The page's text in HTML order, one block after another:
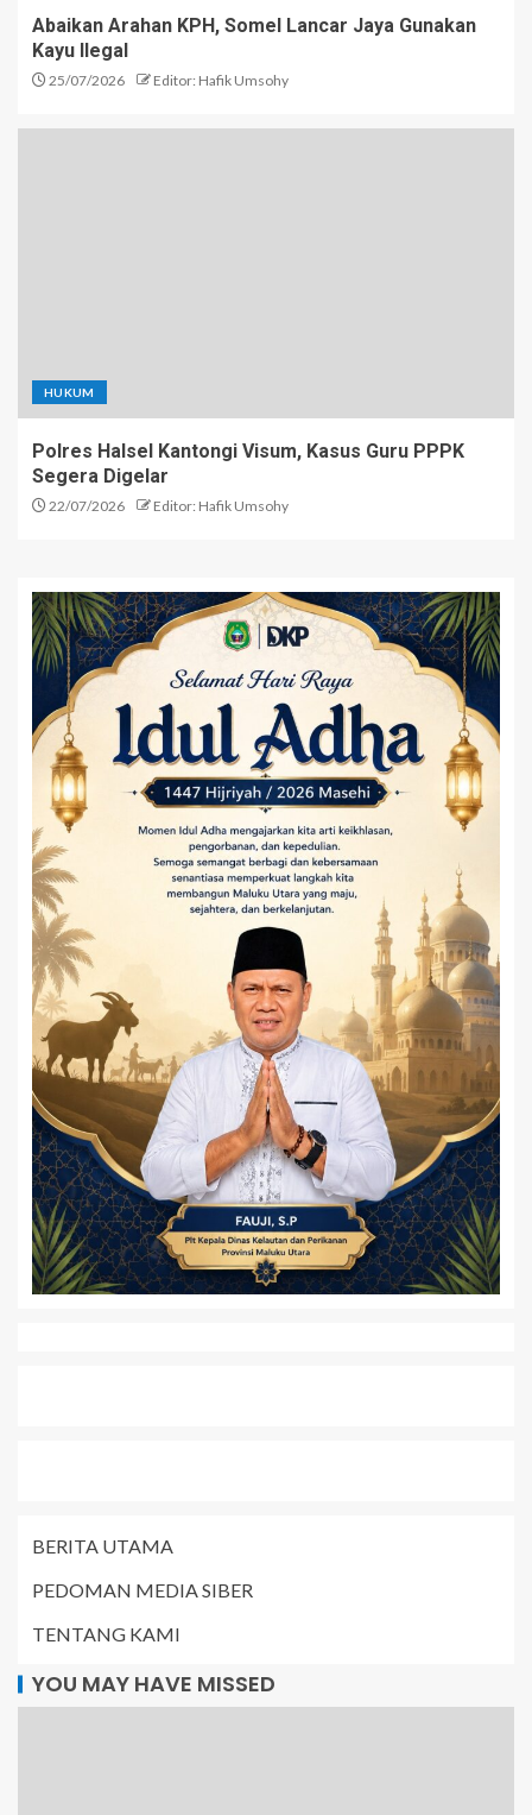
Abaikan Arahan KPH, Somel Lancar Jaya Gunakan
Kayu Ilegal
25/07/2026 Editor: Hafik Umsohy
HUKUM
Polres Halsel Kantongi Visum, Kasus Guru PPPK
Segera Digelar
22/07/2026 Editor: Hafik Umsohy
BERITA UTAMA
PEDOMAN MEDIA SIBER
TENTANG KAMI
YOU MAY HAVE MISSED